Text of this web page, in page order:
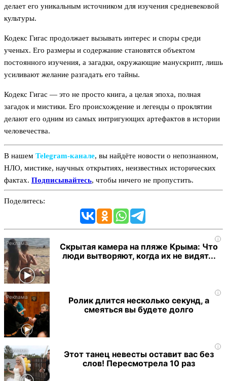
делает его уникальным источником для изучения средневековой
культуры.
Кодекс Гигас продолжает вызывать интерес и споры среди
ученых. Его размеры и содержание становятся объектом
постоянного изучения, а загадки, окружающие манускрипт, лишь
усиливают желание разгадать его тайны.
Кодекс Гигас — это не просто книга, а целая эпоха, полная
загадок и мистики. Его происхождение и легенды о проклятии
делают его одним из самых интригующих артефактов в истории
человечества.
В нашем Telegram‑канале, вы найдёте новости о непознанном,
НЛО, мистике, научных открытиях, неизвестных исторических
фактах. Подписывайтесь, чтобы ничего не пропустить.
Поделитесь:
i
Скрытая камера на пляже Крыма: Что
люди вытворяют, когда их не видят...
i
Ролик длится несколько секунд, а
смеяться вы будете долго
i
Этот танец невесты оставит вас без
слов! Пересмотрела 10 раз